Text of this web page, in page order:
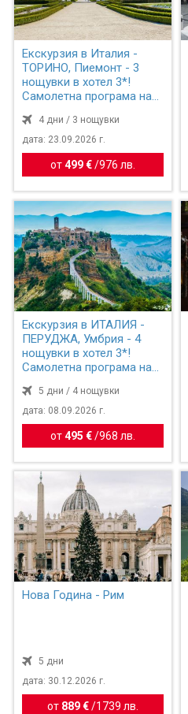
Екскурзия в Италия -
ТОРИНО, Пиемонт - 3
нощувки в хотел 3*!
Самолетна програма на
4 дни / 3 нощувки
дата: 23.09.2026 г.
от499 € /976 лв.
Екскурзия в ИТАЛИЯ -
ПЕРУДЖА, Умбрия - 4
нощувки в хотел 3*!
Самолетна програма на
5 дни / 4 нощувки
дата: 08.09.2026 г.
от495 € /968 лв.
Нова Година - Рим
5 дни
дата: 30.12.2026 г.
от 889 € / 1739 лв.